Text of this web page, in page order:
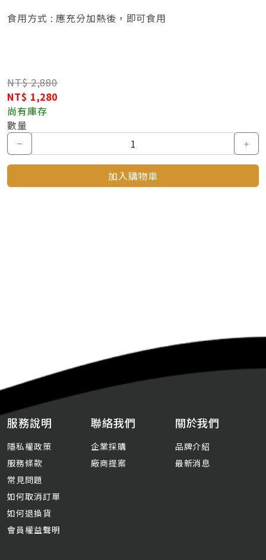
食用方式 : 應充分加熱後，即可食用
NT$ 2,880
NT$ 1,280
尚有庫存
數量
加入購物車
服務說明
隱私權政策
服務條款
常見問題
如何取消訂單
如何退換貨
會員權益聲明
聯絡我們
企業採購
廠商提案
關於我們
品牌介紹
最新消息